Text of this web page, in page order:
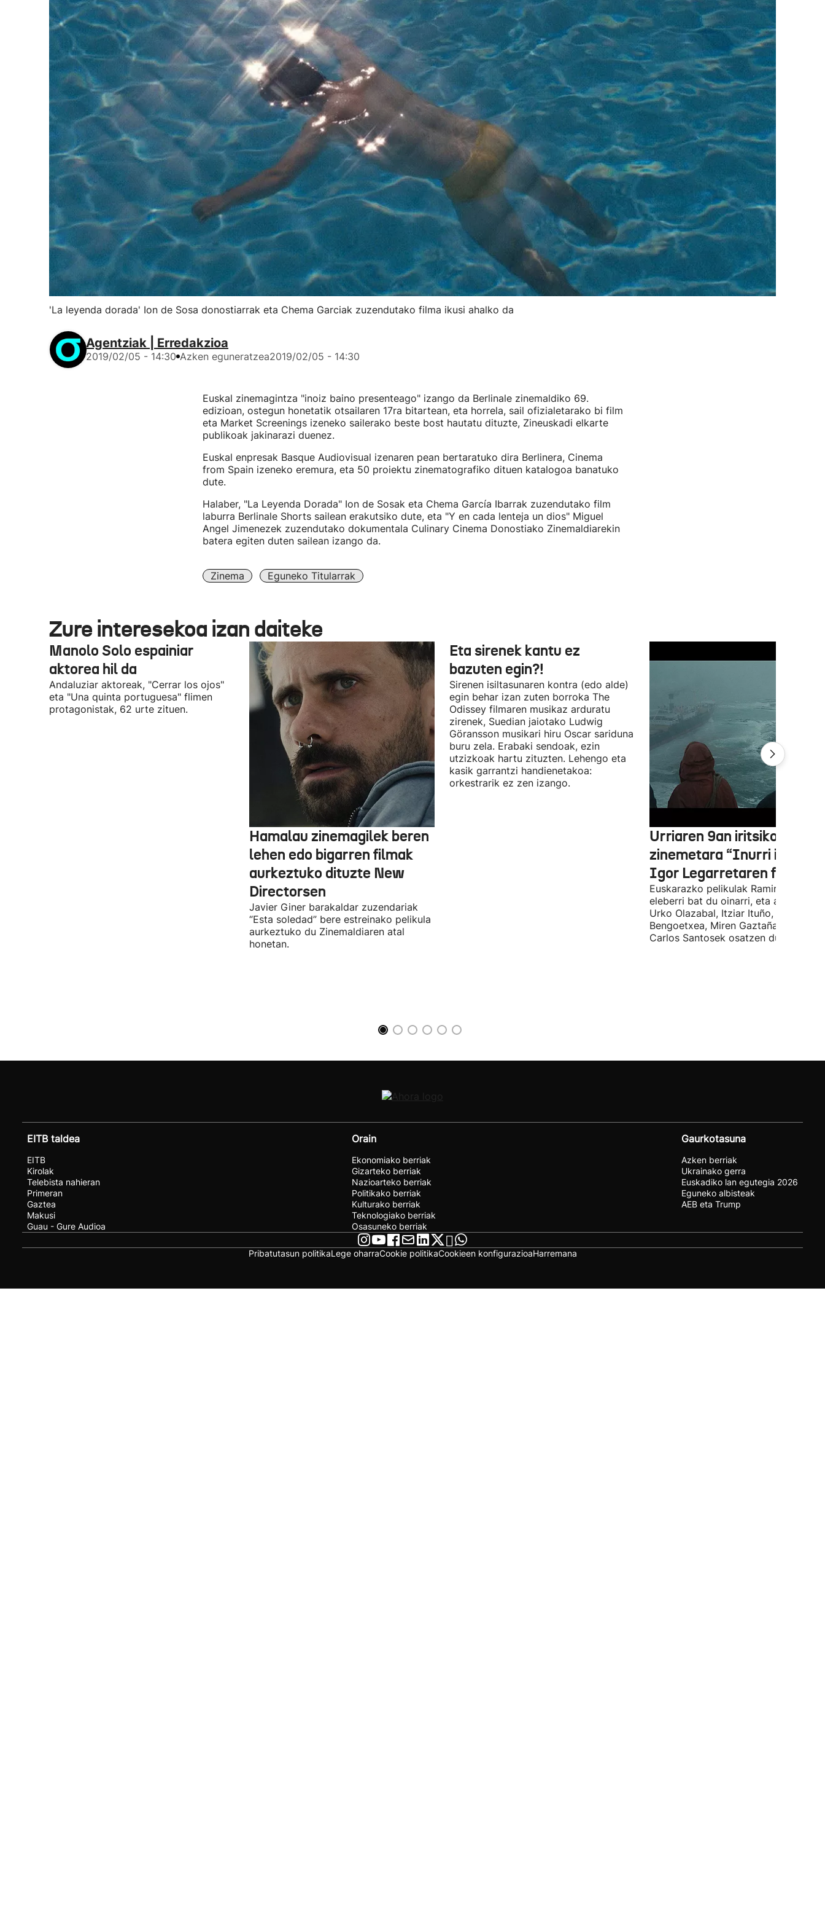
'La leyenda dorada' Ion de Sosa donostiarrak eta Chema Garciak zuzendutako filma ikusi ahalko da
Agentziak | Erredakzioa
2019/02/05 - 14:30 Azken eguneratzea2019/02/05 - 14:30
Euskal zinemagintza "inoiz baino presenteago" izango da Berlinale zinemaldiko 69.
edizioan, ostegun honetatik otsailaren 17ra bitartean, eta horrela, sail ofizialetarako bi film
eta Market Screenings izeneko sailerako beste bost hautatu dituzte, Zineuskadi elkarte
publikoak jakinarazi duenez.
Euskal enpresak Basque Audiovisual izenaren pean bertaratuko dira Berlinera, Cinema
from Spain izeneko eremura, eta 50 proiektu zinematografiko dituen katalogoa banatuko
dute.
Halaber, "La Leyenda Dorada" Ion de Sosak eta Chema García Ibarrak zuzendutako film
laburra Berlinale Shorts sailean erakutsiko dute, eta "Y en cada lenteja un dios" Miguel
Angel Jimenezek zuzendutako dokumentala Culinary Cinema Donostiako Zinemaldiarekin
batera egiten duten sailean izango da.
Zinema Eguneko Titularrak
Zure interesekoa izan daiteke
Manolo Solo espainiar
aktorea hil da
Andaluziar aktoreak, "Cerrar los ojos"
eta "Una quinta portuguesa" flimen
protagonistak, 62 urte zituen.
Hamalau zinemagilek beren
lehen edo bigarren filmak
aurkeztuko dituzte New
Directorsen
Javier Giner barakaldar zuzendariak
“Esta soledad” bere estreinako pelikula
aurkeztuko du Zinemaldiaren atal
honetan.
Eta sirenek kantu ez
bazuten egin?!
Sirenen isiltasunaren kontra (edo alde)
egin behar izan zuten borroka The
Odissey filmaren musikaz arduratu
zirenek, Suedian jaiotako Ludwig
Göransson musikari hiru Oscar sariduna
buru zela. Erabaki sendoak, ezin
utzizkoak hartu zituzten. Lehengo eta
kasik garrantzi handienetakoa:
orkestrarik ez zen izango.
Urriaren 9an iritsiko da
zinemetara “Inurri itsuak”
Igor Legarretaren filma
Euskarazko pelikulak Ramiro
eleberri bat du oinarri, eta
Urko Olazabal, Itziar Ituño, Josean
Bengoetxea, Miren Gaztañaga eta
Carlos Santosek osatzen dute.
EITB taldea
EITB
Kirolak
Telebista nahieran
Primeran
Gaztea
Makusi
Guau - Gure Audioa
Orain
Ekonomiako berriak
Gizarteko berriak
Nazioarteko berriak
Politikako berriak
Kulturako berriak
Teknologiako berriak
Osasuneko berriak
Gaurkotasuna
Azken berriak
Ukrainako gerra
Euskadiko lan egutegia 2026
Eguneko albisteak
AEB eta Trump
Pribatutasun politikaLege oharraCookie politikaCookieen konfigurazioaHarremana